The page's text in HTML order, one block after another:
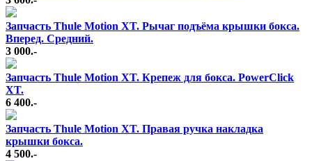
Запчасть Thule Motion XT. Рычаг подъёма крышки бокса.
Вперед. Средний.
3 000.-
Запчасть Thule Motion XT. Крепеж для бокса. PowerClick
XT.
6 400.-
Запчасть Thule Motion XT. Правая ручка накладка
крышки бокса.
4 500.-